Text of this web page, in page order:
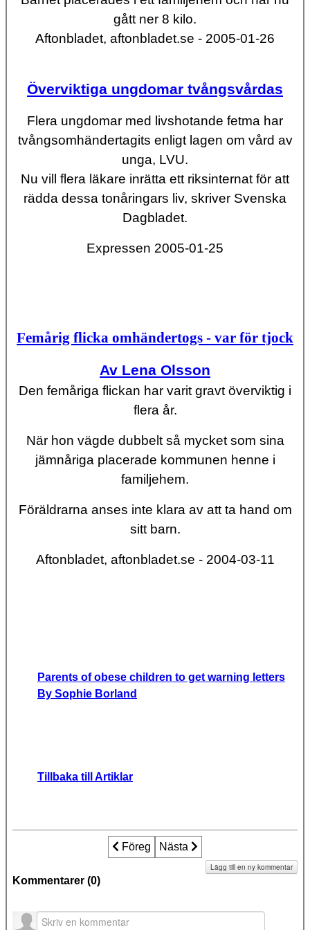
gått ner 8 kilo.
Aftonbladet, aftonbladet.se - 2005-01-26
Överviktiga ungdomar tvångsvårdas
Flera ungdomar med livshotande fetma har
tvångsomhändertagits enligt lagen om vård av
unga, LVU.
Nu vill flera läkare inrätta ett riksinternat för att
rädda dessa tonåringars liv, skriver Svenska
Dagbladet.
Expressen 2005-01-25
Femårig flicka omhändertogs - var för tjock
Av Lena Olsson
Den femåriga flickan har varit gravt överviktig i
flera år.
När hon vägde dubbelt så mycket som sina
jämnåriga placerade kommunen henne i
familjehem.
Föräldrarna anses inte klara av att ta hand om
sitt barn.
Aftonbladet, aftonbladet.se - 2004-03-11
Parents of obese children to get warning letters
By Sophie Borland
Tillbaka till Artiklar
Föregående artikel:
Föreg Nästa artikel: Tvivelaktiga
Nästa
Kommentarer (0)
Lägg till en ny kommentar